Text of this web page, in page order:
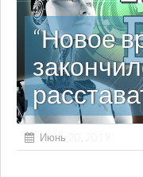
“Новое
Июнь 20, 2019